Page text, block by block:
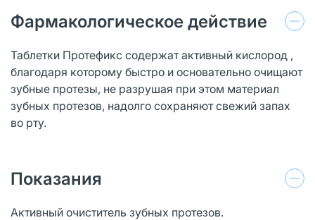
Фармакологическое действие
Таблетки Протефикс содержат активный кислород ,
благодаря которому быстро и основательно очищают
зубные протезы, не разрушая при этом материал
зубных протезов, надолго сохраняют свежий запах
во рту.
Показания
Активный очиститель зубных протезов.